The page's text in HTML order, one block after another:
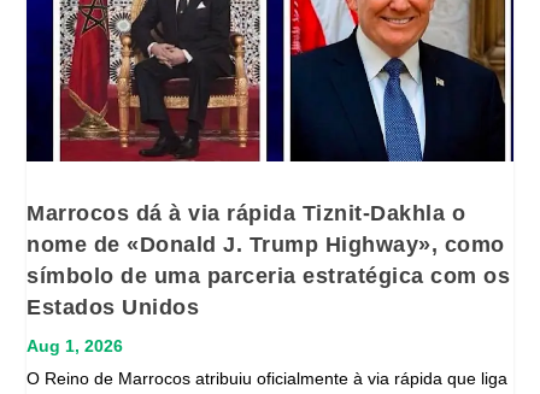
Marrocos dá à via rápida Tiznit-Dakhla o
nome de «Donald J. Trump Highway», como
símbolo de uma parceria estratégica com os
Estados Unidos
Aug 1, 2026
O Reino de Marrocos atribuiu oficialmente à via rápida que liga